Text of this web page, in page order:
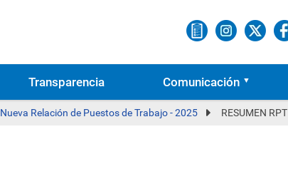
Transparencia Comunicación
Nueva Relación de Puestos de Trabajo - 2025 RESUMEN RPT